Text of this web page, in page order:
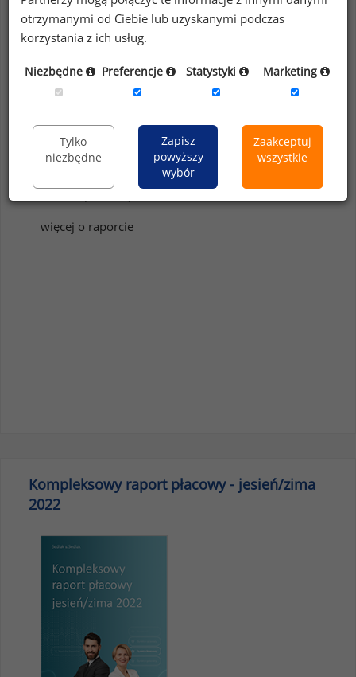
PLATFORMA ONLINE/EXCEL
Podsumowanie raportu
Wersja demo, w tym:
Lista uczestników
Lista stanowisk
Próba badawcza
więcej o raporcie
Kompleksowy raport płacowy - jesień/zima
2022
otrzymanymi od Ciebie lub uzyskanymi podczas
korzystania z ich usług.
Niezbędne Preferencje Statystyki Marketing
Tylko
niezbędne
Zapisz
powyższy
wybór
Zaakceptuj
wszystkie